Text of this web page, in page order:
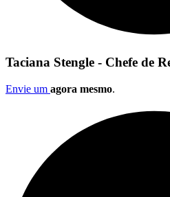
Taciana Stengle - Chefe de
Envie um agora mesmo.